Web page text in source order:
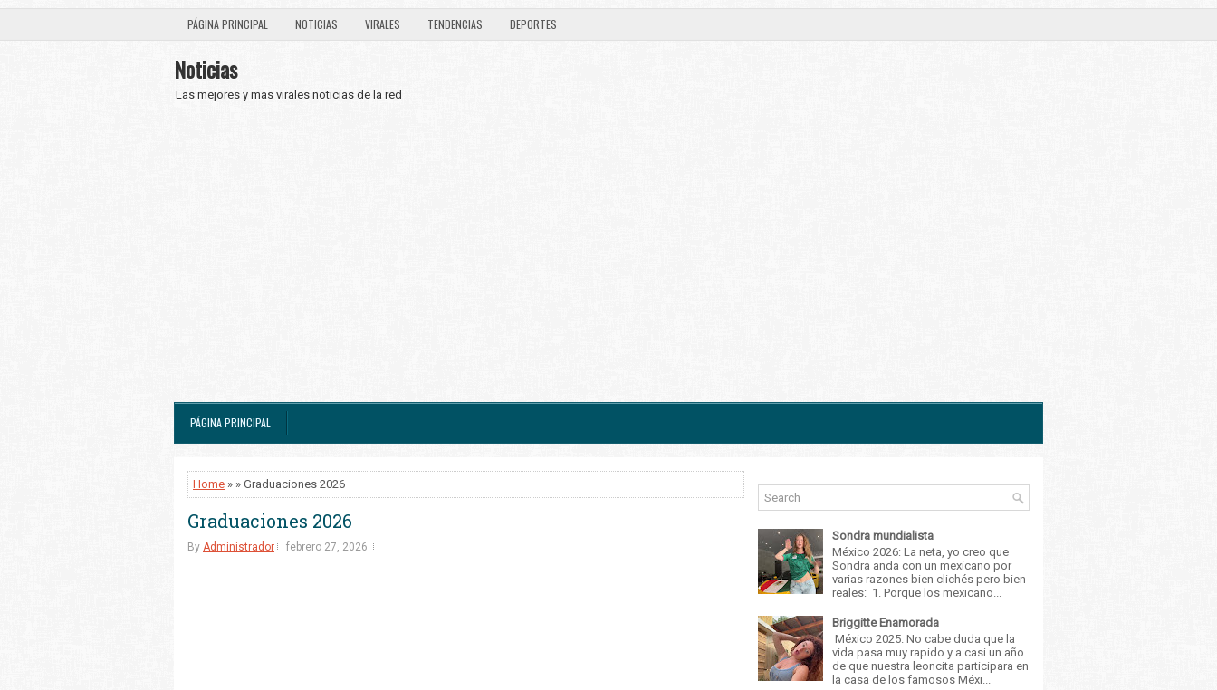
PÁGINA PRINCIPAL NOTICIAS VIRALES TENDENCIAS DEPORTES
Noticias
Las mejores y mas virales noticias de la red
PÁGINA PRINCIPAL
Home » » Graduaciones 2026
Graduaciones 2026
By Administrador febrero 27, 2026
Sondra mundialista
México 2026: La neta, yo creo que
Sondra anda con un mexicano por
varias razones bien clichés pero bien
reales: 1. Porque los mexicano...
Briggitte Enamorada
México 2025. No cabe duda que la
vida pasa muy rapido y a casi un año
de que nuestra leoncita participara en
la casa de los famosos Méxi...